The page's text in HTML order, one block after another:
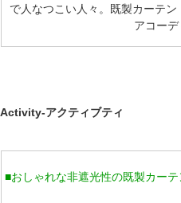
で人なつこい人々。既製カーテ
アコーデ
Activity-アクティブティ
■おしゃれな非遮光性の既製カーテ